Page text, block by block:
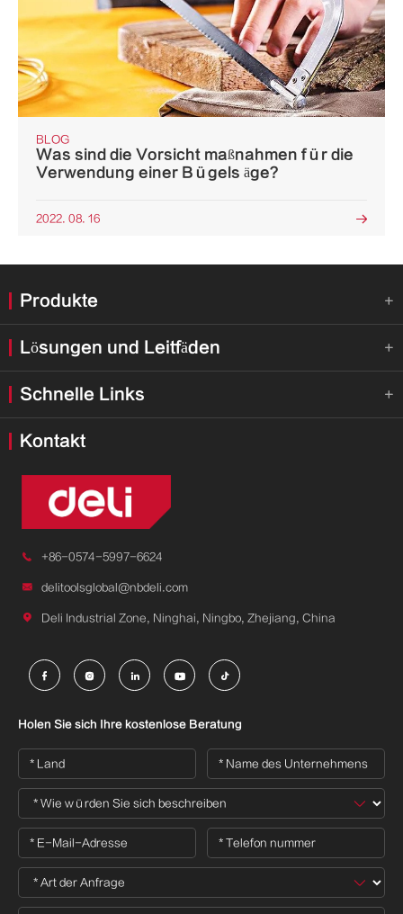
BLOG
Was sind die Vorsicht maßnahmen für die
Verwendung einer Bügels äge?
2022. 08. 16 
Produkte 
Lösungen und Leitfäden 
Schnelle Links 
Kontakt
 +86-0574-5997-6624
 delitoolsglobal@nbdeli.com
 Deli Industrial Zone, Ninghai, Ningbo, Zhejiang, China
    
Holen Sie sich Ihre kostenlose Beratung